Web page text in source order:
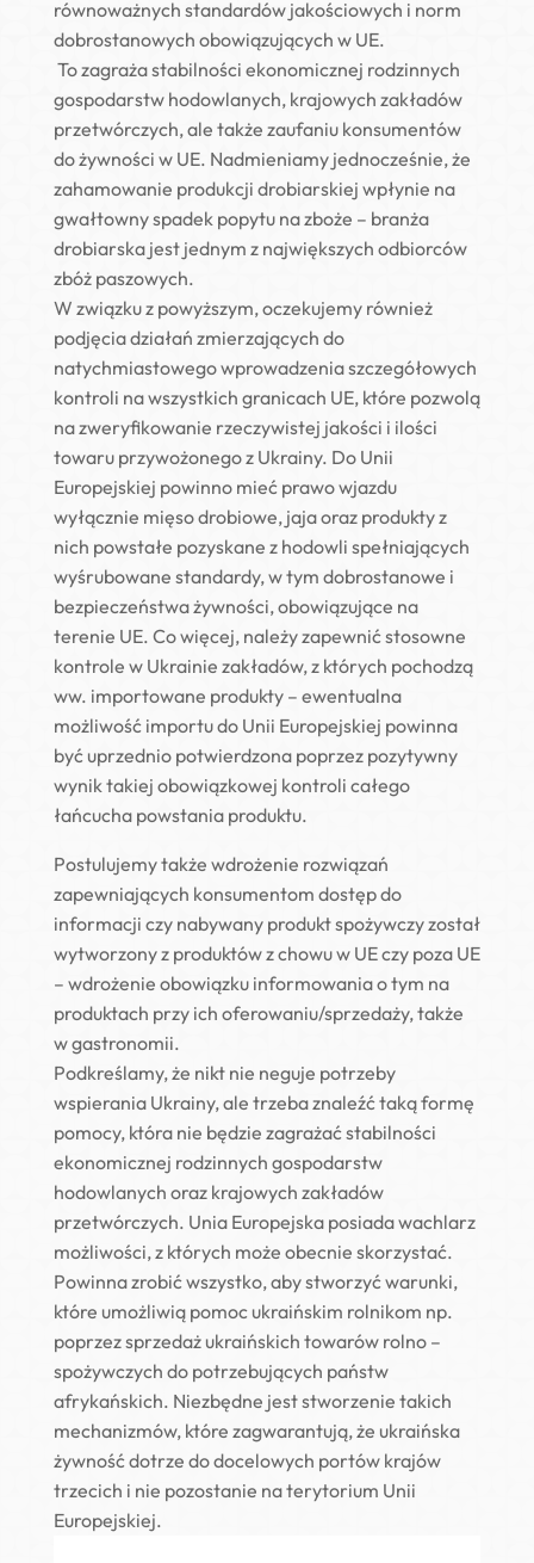
równoważnych standardów jakościowych i norm
dobrostanowych obowiązujących w UE.
To zagraża stabilności ekonomicznej rodzinnych
gospodarstw hodowlanych, krajowych zakładów
przetwórczych, ale także zaufaniu konsumentów
do żywności w UE. Nadmieniamy jednocześnie, że
zahamowanie produkcji drobiarskiej wpłynie na
gwałtowny spadek popytu na zboże – branża
drobiarska jest jednym z największych odbiorców
zbóż paszowych.
W związku z powyższym, oczekujemy również
podjęcia działań zmierzających do
natychmiastowego wprowadzenia szczegółowych
kontroli na wszystkich granicach UE, które pozwolą
na zweryfikowanie rzeczywistej jakości i ilości
towaru przywożonego z Ukrainy. Do Unii
Europejskiej powinno mieć prawo wjazdu
wyłącznie mięso drobiowe, jaja oraz produkty z
nich powstałe pozyskane z hodowli spełniających
wyśrubowane standardy, w tym dobrostanowe i
bezpieczeństwa żywności, obowiązujące na
terenie UE. Co więcej, należy zapewnić stosowne
kontrole w Ukrainie zakładów, z których pochodzą
ww. importowane produkty – ewentualna
możliwość importu do Unii Europejskiej powinna
być uprzednio potwierdzona poprzez pozytywny
wynik takiej obowiązkowej kontroli całego
łańcucha powstania produktu.
Postulujemy także wdrożenie rozwiązań
zapewniających konsumentom dostęp do
informacji czy nabywany produkt spożywczy został
wytworzony z produktów z chowu w UE czy poza UE
– wdrożenie obowiązku informowania o tym na
produktach przy ich oferowaniu/sprzedaży, także
w gastronomii.
Podkreślamy, że nikt nie neguje potrzeby
wspierania Ukrainy, ale trzeba znaleźć taką formę
pomocy, która nie będzie zagrażać stabilności
ekonomicznej rodzinnych gospodarstw
hodowlanych oraz krajowych zakładów
przetwórczych. Unia Europejska posiada wachlarz
możliwości, z których może obecnie skorzystać.
Powinna zrobić wszystko, aby stworzyć warunki,
które umożliwią pomoc ukraińskim rolnikom np.
poprzez sprzedaż ukraińskich towarów rolno –
spożywczych do potrzebujących państw
afrykańskich. Niezbędne jest stworzenie takich
mechanizmów, które zagwarantują, że ukraińska
żywność dotrze do docelowych portów krajów
trzecich i nie pozostanie na terytorium Unii
Europejskiej.